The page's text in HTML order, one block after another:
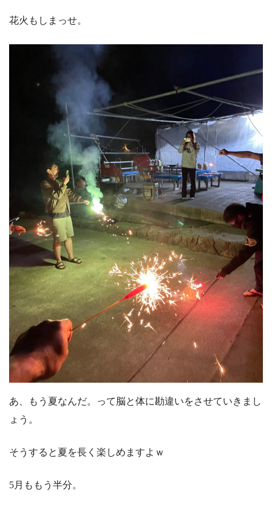
花火もしまっせ。
あ、もう夏なんだ。って脳と体に勘違いをさせていきまし
ょう。
そうすると夏を長く楽しめますよｗ
5月ももう半分。